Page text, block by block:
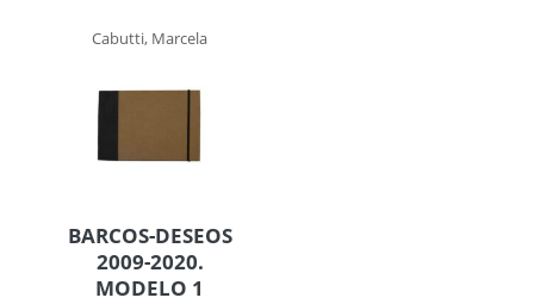
Cabutti, Marcela
BARCOS-DESEOS
2009-2020.
MODELO 1